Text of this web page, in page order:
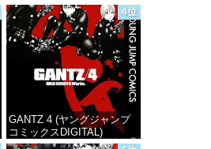
価格：¥100
4位
GANTZ 4 (ヤングジャンプ
コミックスDIGITAL)